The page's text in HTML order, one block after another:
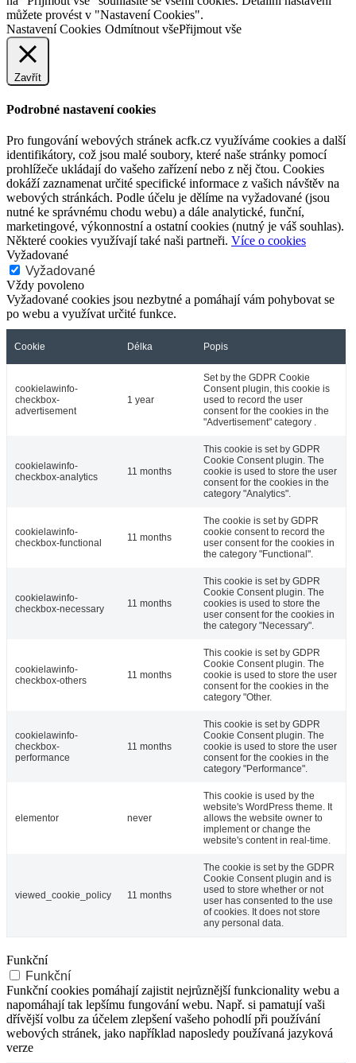
můžete provést v "Nastavení Cookies".
Nastavení Cookies Odmítnout všePřijmout vše
Zavřít
Podrobné nastavení cookies
Pro fungování webových stránek acfk.cz využíváme cookies a další
identifikátory, což jsou malé soubory, které naše stránky pomocí
prohlížeče ukládají do vašeho zařízení nebo z něj čtou. Cookies
dokáží zaznamenat určité specifické informace z vašich návštěv na
webových stránkách. Podle účelu je dělíme na vyžadované (jsou
nutné ke správnému chodu webu) a dále analytické, funční,
marketingové, výkonnostní a ostatní cookies (nutný je váš souhlas).
Některé cookies využívají také naši partneři. Více o cookies
Vyžadované
Vyžadované
Vždy povoleno
Vyžadované cookies jsou nezbytné a pomáhají vám pohybovat se
po webu a využívat určité funkce.
Cookie Délka Popis
cookielawinfo-
checkbox-
advertisement
1 year
Set by the GDPR Cookie
Consent plugin, this cookie is
used to record the user
consent for the cookies in the
"Advertisement" category .
cookielawinfo-
checkbox-analytics
11 months
This cookie is set by GDPR
Cookie Consent plugin. The
cookie is used to store the user
consent for the cookies in the
category "Analytics".
cookielawinfo-
checkbox-functional
11 months
The cookie is set by GDPR
cookie consent to record the
user consent for the cookies in
the category "Functional".
cookielawinfo-
checkbox-necessary
11 months
This cookie is set by GDPR
Cookie Consent plugin. The
cookies is used to store the
user consent for the cookies in
the category "Necessary".
cookielawinfo-
checkbox-others
11 months
This cookie is set by GDPR
Cookie Consent plugin. The
cookie is used to store the user
consent for the cookies in the
category "Other.
cookielawinfo-
checkbox-
performance
11 months
This cookie is set by GDPR
Cookie Consent plugin. The
cookie is used to store the user
consent for the cookies in the
category "Performance".
elementor never
This cookie is used by the
website's WordPress theme. It
allows the website owner to
implement or change the
website's content in real-time.
viewed_cookie_policy 11 months
The cookie is set by the GDPR
Cookie Consent plugin and is
used to store whether or not
user has consented to the use
of cookies. It does not store
any personal data.
Funkční
Funkční
Funkční cookies pomáhají zajistit nejrůznější funkcionality webu a
napomáhají tak lepšímu fungování webu. Např. si pamatují vaši
dřívější volbu za účelem zlepšení vašeho pohodlí při používání
webových stránek, jako například naposledy používaná jazyková
verze